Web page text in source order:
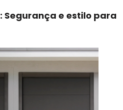
: Segurança e estilo para